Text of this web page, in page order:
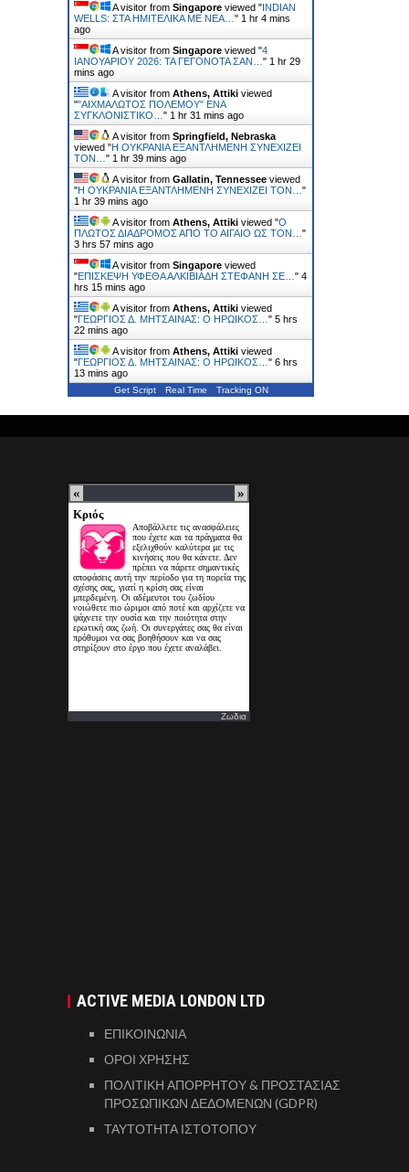
A visitor from Singapore viewed "INDIAN
WELLS: ΣΤΑ ΗΜΙΤΕΛΙΚΑ ΜΕ ΝΕΑ… " 1 hr 4 mins
ago
A visitor from Singapore viewed "4
ΙΑΝΟΥΑΡΙΟΥ 2026: ΤΑ ΓΕΓΟΝΟΤΑ ΣΑΝ… " 1 hr 29
mins ago
A visitor from Athens, Attiki viewed
""ΑΙΧΜΑΛΩΤΟΣ ΠΟΛΕΜΟΥ" ΕΝΑ
ΣΥΓΚΛΟΝΙΣΤΙΚΟ… " 1 hr 31 mins ago
A visitor from Springfield, Nebraska
viewed "H ΟΥΚΡΑΝΙΑ ΕΞΑΝΤΛΗΜΕΝΗ ΣΥΝΕΧΙΖΕΙ
ΤΟΝ… " 1 hr 39 mins ago
A visitor from Gallatin, Tennessee viewed
"H ΟΥΚΡΑΝΙΑ ΕΞΑΝΤΛΗΜΕΝΗ ΣΥΝΕΧΙΖΕΙ ΤΟΝ… "
1 hr 39 mins ago
A visitor from Athens, Attiki viewed "Ο
ΠΛΩΤΟΣ ΔΙΑΔΡΟΜΟΣ ΑΠΟ ΤΟ ΑΙΓΑΙΟ ΩΣ ΤΟΝ… "
3 hrs 57 mins ago
A visitor from Singapore viewed
"ΕΠΙΣΚΕΨΗ ΥΦΕΘΑ ΑΛΚΙΒΙΑΔΗ ΣΤΕΦΑΝΗ ΣΕ… " 4
hrs 15 mins ago
A visitor from Athens, Attiki viewed
"ΓΕΩΡΓΙΟΣ Δ. ΜΗΤΣΑΙΝΑΣ: Ο ΗΡΩΙΚΟΣ… " 5 hrs
22 mins ago
A visitor from Athens, Attiki viewed
"ΓΕΩΡΓΙΟΣ Δ. ΜΗΤΣΑΙΝΑΣ: Ο ΗΡΩΙΚΟΣ… " 6 hrs
13 mins ago
Get Script Real Time Tracking ON
Ζωδια
ACTIVE MEDIA LONDON LTD
ΕΠΙΚΟΙΝΩΝΙΑ
ΟΡΟΙ ΧΡΗΣΗΣ
ΠΟΛΙΤΙΚΗ ΑΠΟΡΡΗΤΟΥ & ΠΡΟΣΤΑΣΙΑΣ
ΠΡΟΣΩΠΙΚΩΝ ΔΕΔΟΜΕΝΩΝ (GDPR)
ΤΑΥΤΟΤΗΤΑ ΙΣΤΟΤΟΠΟΥ